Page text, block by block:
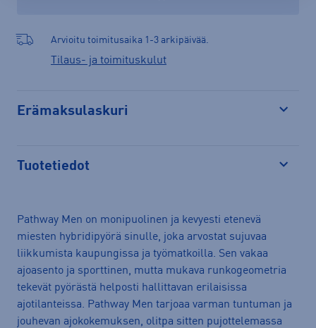
Arvioitu toimitusaika 1-3 arkipäivää.
Tilaus- ja toimituskulut
Erämaksulaskuri
Tuotetiedot
Pathway Men on monipuolinen ja kevyesti etenevä
miesten hybridipyörä sinulle, joka arvostat sujuvaa
liikkumista kaupungissa ja työmatkoilla. Sen vakaa
ajoasento ja sporttinen, mutta mukava runkogeometria
tekevät pyörästä helposti hallittavan erilaisissa
ajotilanteissa. Pathway Men tarjoaa varman tuntuman ja
jouhevan ajokokemuksen, olitpa sitten pujottelemassa